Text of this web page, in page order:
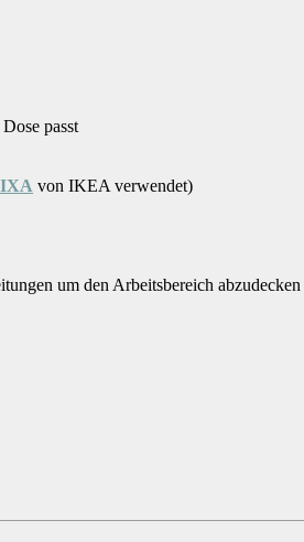
passt
von IKEA verwendet)
um den Arbeitsbereich abzudecken